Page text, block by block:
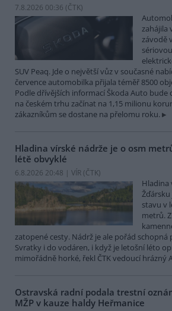
7.8.2026 00:36 (ČTK)
zahájila
závodě
SUV Peaq. Jde o největší vůz v současné
července automobilka přijala téměř 8500
Podle dřívějších informací Škoda Auto bude
na českém trhu začínat na 1,15 milionu
zákazníkům se dostane na přelomu roku.
Hladina vírské nádrže je o osm
létě obvyklé
6.8.2026 20:48 | VÍR (ČTK)
Hladina
stavu v
metrů.
zatopené cesty. Nádrž je ale pořád
Svratky i do vodáren, i když je letošní léto
mimořádně horké, řekl ČTK vedoucí hrázný
Ostravská radní podala trestní
MŽP v kauze haldy Heřmanice